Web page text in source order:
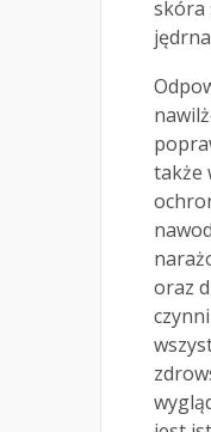
skóra
także
oraz